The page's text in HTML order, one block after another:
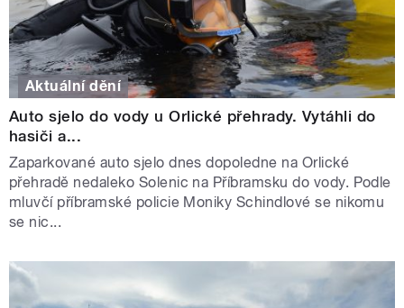
Aktuální dění
Auto sjelo do vody u Orlické přehrady. Vytáhli do
hasiči a...
Zaparkované auto sjelo dnes dopoledne na Orlické
přehradě nedaleko Solenic na Příbramsku do vody. Podle
mluvčí příbramské policie Moniky Schindlové se nikomu
se nic...